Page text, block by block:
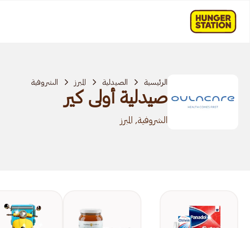
الرئيسية الصيدلية المبرز الشروفية
صيدلية أولى كير
الشروفية, المبرز